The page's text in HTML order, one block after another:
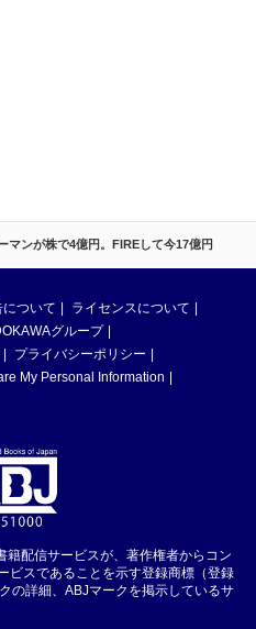
マンが株で4億円。FIREして今17億円
について
ライセンスについて
グループ
プライバシーポリシー
My Personal Information
配信サービスが、著作権者からコン
ビスであることを示す登録商標（登録
の詳細、ABJマークを掲示しているサ